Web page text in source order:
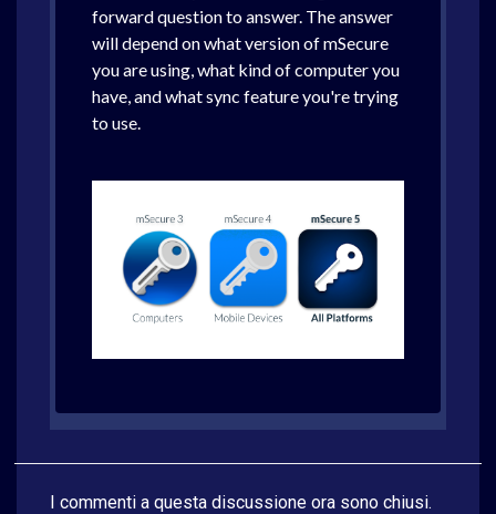
forward question to answer. The answer
will depend on what version of mSecure
you are using, what kind of computer you
have, and what sync feature you're trying
to use.
I commenti a questa discussione ora sono chiusi.